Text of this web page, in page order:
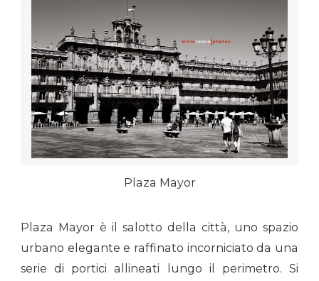
Plaza Mayor
Plaza Mayor è il salotto della città, uno spazio
urbano elegante e raffinato incorniciato da una
serie di portici allineati lungo il perimetro. Si